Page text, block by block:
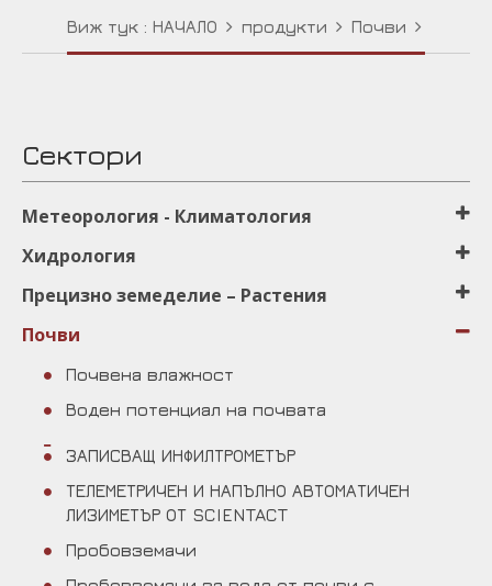
Виж тук : НАЧАЛО продукти Почви
Сектори
Μетеорология - Климатология
Хидрология
Прецизно земеделиe – Растения
Почви
Почвена влажност
Воден потенциал на почвата
ЗАПИСВАЩ ИНФИЛТРОМЕТЪР
ТЕЛЕМЕТРИЧЕН И НАПЪЛНО АВТОМАТИЧЕН
ЛИЗИМЕТЪР ОТ SCIENTACT
Пробовземачи